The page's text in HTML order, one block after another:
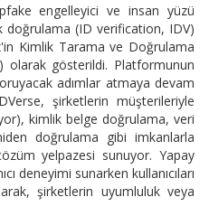
engelleyici ve insan yüzü
doğrulama (ID verification, IDV)
Kimlik Tarama ve Doğrulama
olarak gösterildi. Platformunun
adımlar atmaya devam
şirketlerin müşterileriyle
kimlik belge doğrulama, veri
doğrulama gibi imkanlarla
yelpazesi sunuyor. Yapay
deneyimi sunarken kullanıcıları
şirketlerin uyumluluk veya